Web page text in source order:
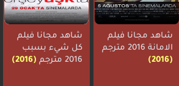
شاهد مجانا فيلم
الامانة 2016 مترجم
(2016)
شاهد مجانا فيلم
كل شيء بسبب
2016 مترجم
(2016)